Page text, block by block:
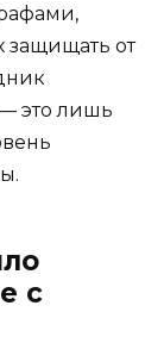
защищать от
это лишь
с